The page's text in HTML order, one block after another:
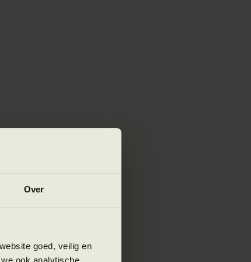
Over
goed, veilig en
ook analytische,